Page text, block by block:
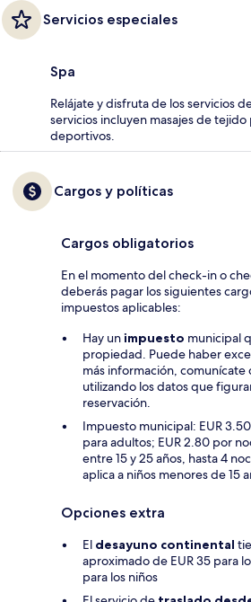
Servicios especiales
Spa
Relájate y disfruta de los servicios
servicios incluyen masajes de
deportivos.
Cargos y políticas
Cargos obligatorios
En el momento del check-in o
deberás pagar los siguientes
impuestos aplicables:
Hay unimpuesto municipal
propiedad. Puede haber
más información,
utilizando los datos que
reservación.
Impuesto municipal: EUR
para adultos; EUR 2.80 por
entre 15 y 25 años, hasta 4
aplica a niños menores de 15
Opciones extra
El desayuno continental
aproximado de EUR 35 para
para los niños